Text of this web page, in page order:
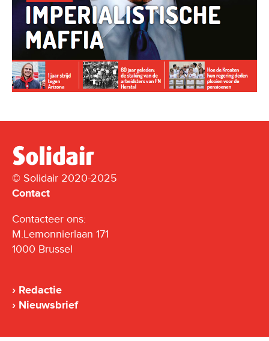
© Solidair 2020-2025
Contact
Contacteer ons:
M.Lemonnierlaan 171
1000 Brussel
Redactie
Nieuwsbrief